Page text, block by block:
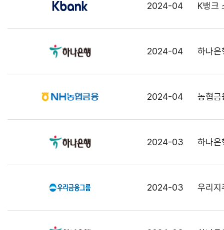
2024-04 K뱅크
2024-04 하나은
2024-04 농협금
2024-03 하나
2024-03